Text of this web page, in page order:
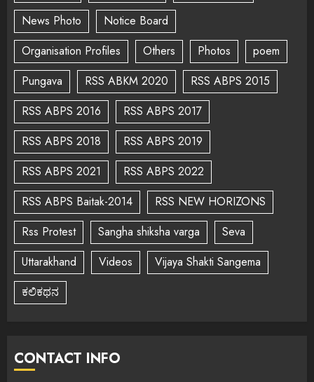
News Photo
Notice Board
Organisation Profiles
Others Photos
poem
Pungava
RSS ABKM 2020
RSS ABPS 2015
RSS ABPS 2016
RSS ABPS 2017
RSS ABPS 2018
RSS ABPS 2019
RSS ABPS 2021
RSS ABPS 2022
RSS ABPS Baitak-2014
RSS NEW HORIZONS
Rss Protest
Sangha shiksha varga
Seva
Uttarakhand
Videos
Vijaya Shakti Sangema
ಕಲಿಕಥನ
CONTACT INFO